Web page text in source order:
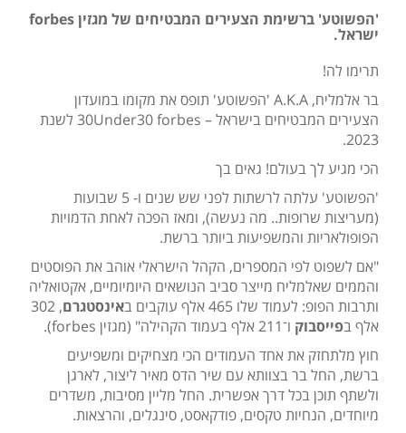
'הפשוטע' ברשימת הצעירים המבטיחים של מגזין forbes
ישראל.
תרימו לה!
בר אלמליח, A.K.A 'הפשוטע' תופס את מקומו במועדון
הצעירים המבטיחים בישראל – 30Under30 forbes לשנת
2023.
הכי מגיע לך בעולם! גאים בך
'הפשוטע' עלתה לרשתות לפני שש שנים ו- 5 שבועות
(מעריצות שרופות.. מה נעשה), ומאז הפכה לאחת הדמויות
הפופולאריות והמשפיעות ביותר ברשת.
"אם לשפוט לפי המספרים, הקהל הישראלי אוהב את הפוסטים
והממים שאלמליח מייצר סביב הנושאים היומיומיים, אקטואליה
ותרבות הפופ: לעמוד שלו 465 אלף עוקבים ב
אינסטגרם , 302
אלף בפייסבוק ו־211 אלף בעמוד הקהילה" (מגזין forbes).
חוץ מלתחזק את אחד העמודים הכי מצחיקים ומשפיעים
ברשת, החל בר בצוותא עם שיר הדס מאיר ליצור, לארגן
ולשתף תוכן בכל דרך אפשרית. החל מליין מסיבות, משדרים
מיוחדים, הנחיות טקסים, פודקאסט, סינגלים, והרצאות.